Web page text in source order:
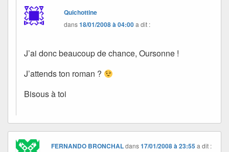
Quichottine
dans18/01/2008 à 04:00a dit :
J’ai donc beaucoup de chance, Oursonne !
J’attends ton roman ?
Bisous à toi
FERNANDO BRONCHALdans17/01/2008 à 23:55 a dit :